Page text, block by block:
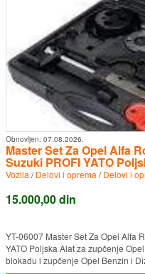
Obnovljen: 07.08.2026.
Master Set Za Opel Alfa
Suzuki PROFI YATO
Vozila /Delovi i oprema /Delovi i
15.000,00 din
YT-06007 Master Set Za Opel Alfa
YATO Poljska Alat za zupčenje
blokadu i zupčenje Opel Benzin i